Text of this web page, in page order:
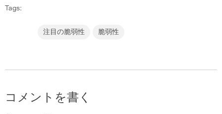
Tags:
注目の脆弱性 脆弱性
コメントを書く